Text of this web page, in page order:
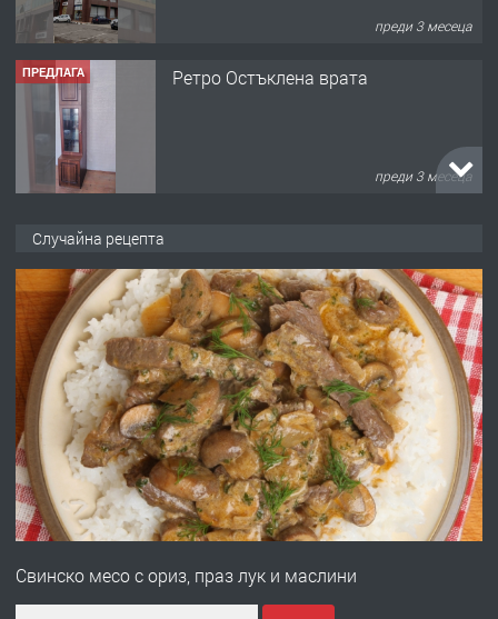
преди 3 месеца
ПРЕДЛАГА Ретро Остъклена врата
преди 3 месеца
преди 10 месеца
ПРЕДЛАГА
Професионална броячна машина -
със сертификат от ЕЦБ
преди 1 година
ПРЕДЛАГА
Професионална зеленчукорезачка
Случайна рецепта
Свинско месо с ориз, праз лук и маслини